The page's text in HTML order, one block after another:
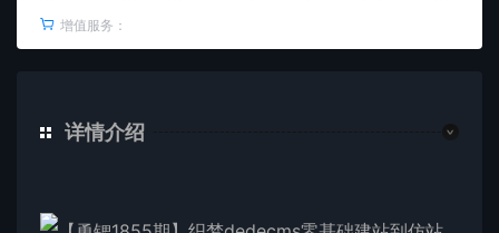
增值服务：
详情介绍